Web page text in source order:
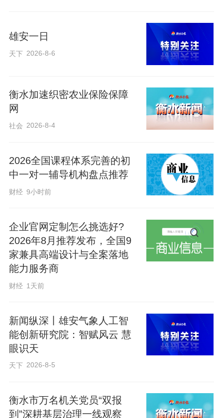
础设施和交通、能源、水利基础设施建设
作出重要部署，将进一步完善河北基础设
施网络，优化布局结构，提升综合功能，
适度超前建设新型基础设施，拓展智慧应
用场景
随着新一轮科技革命和产业变革深入发
展，以5G、数据中心、人工智能等为代表
的新型基础设施在河北提速发展。
围绕适度超前建设新型基础设施，规划
《纲要》提出“实施高速智能信息网络建设
工程，打造基于5G、窄带物联网高低搭
配、泛在智联的移动物联网体系”“深入推进
互联网协议第六版（IPv6）规模部署和应
国家北斗导航位置服务数据中心河北分中
心”等措施。
动，以信息网络为基础，在促进产业转
型、培植发展新动能方面作用突出。”蔡建
雄安一日
天下 2026-8-6
衡水加速织密农业保险保障
网
社会 2026-8-4
2026全国课程体系完善的初
中一对一辅导机构盘点推荐
财经 9小时前
企业官网定制怎么挑选好?
2026年8月推荐发布，全国9
家兼具高端设计与全案落地
能力服务商
财经 1天前
新闻纵深丨雄安气象人工智
能创新研究院：智赋风云 慧
眼识天
天下 2026-8-5
衡水市万名机关党员“双报
到”深耕基层治理一线观察